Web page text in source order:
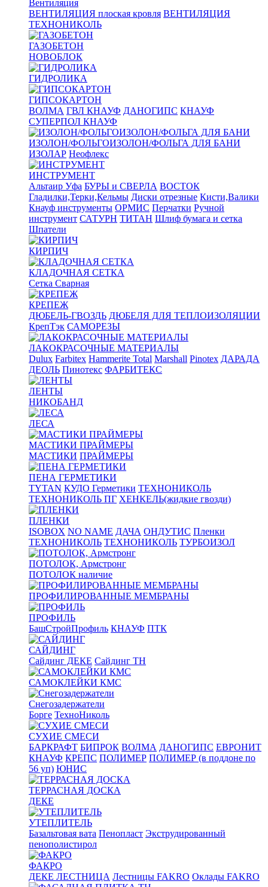
Вентиляция
ВЕНТИЛЯЦИЯ плоская кровля ВЕНТИЛЯЦИЯ
ТЕХНОНИКОЛЬ
ГАЗОБЕТОН
НОВОБЛОК
ГИДРОЛИКА
ГИПСОКАРТОН
ВОЛМА ГВЛ КНАУФ ДАНОГИПС КНАУФ
СУПЕРПОЛ КНАУФ
ИЗОЛОН/ФОЛЬГОИЗОЛОН/ФОЛЬГА ДЛЯ БАНИ
ИЗОЛАР Неофлекс
ИНСТРУМЕНТ
Альтаир Уфа БУРЫ и СВЕРЛА ВОСТОК
Гладилки,Терки,Кельмы Диски отрезные Кисти,Валики
Кнауф инструменты ОРМИС Перчатки Ручной
инструмент САТУРН ТИТАН Шлиф бумага и сетка
Шпатели
КИРПИЧ
КЛАДОЧНАЯ СЕТКА
Сетка Сварная
КРЕПЕЖ
ДЮБЕЛЬ-ГВОЗДЬ ДЮБЕЛЯ ДЛЯ ТЕПЛОИЗОЛЯЦИИ
КрепТэк САМОРЕЗЫ
ЛАКОКРАСОЧНЫЕ МАТЕРИАЛЫ
Dulux Farbitex Hammerite Total Marshall Pinotex ДАРАДА
ДЕОЛЬ Пинотекс ФАРБИТЕКС
ЛЕНТЫ
НИКОБАНД
ЛЕСА
МАСТИКИ ПРАЙМЕРЫ
МАСТИКИ ПРАЙМЕРЫ
ПЕНА ГЕРМЕТИКИ
TYTAN КУДО Герметики ТЕХНОНИКОЛЬ
ТЕХНОНИКОЛЬ ПГ ХЕНКЕЛЬ(жидкие гвозди)
ПЛЕНКИ
ISOBOX NO NAME ДАЧА ОНДУТИС Пленки
ТЕХНОНИКОЛЬ ТЕХНОНИКОЛЬ ТУРБОИЗОЛ
ПОТОЛОК, Армстронг
ПОТОЛОК наличие
ПРОФИЛИРОВАННЫЕ МЕМБРАНЫ
ПРОФИЛЬ
БашСтройПрофиль КНАУФ ПТК
САЙДИНГ
Сайдинг ДЕКЕ Сайдинг ТН
САМОКЛЕЙКИ КМС
Снегозадержатели
Борге ТехноНиколь
СУХИЕ СМЕСИ
БАРКРАФТ БИПРОК ВОЛМА ДАНОГИПС ЕВРОНИТ
КНАУФ КРЕПС ПОЛИМЕР ПОЛИМЕР (в поддоне по
56 уп) ЮНИС
ТЕРРАСНАЯ ДОСКА
ДЕКЕ
УТЕПЛИТЕЛЬ
Базальтовая вата Пенопласт Экструдированный
пенополистирол
ФАКРО
ДЕКЕ ЛЕСТНИЦА Лестницы FAKRO Оклады FAKRO